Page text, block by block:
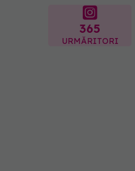
365
URMĂRITORI